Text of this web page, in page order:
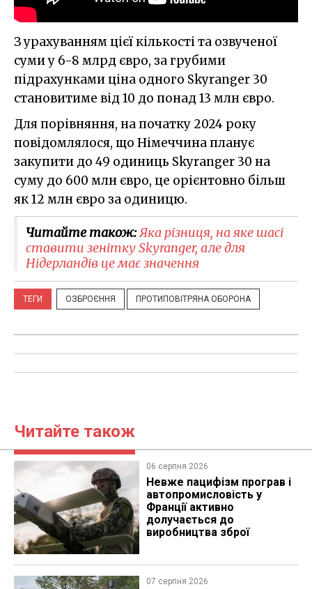
З урахуванням цієї кількості та озвученої
суми у 6-8 млрд євро, за грубими
підрахунками ціна одного Skyranger 30
становитиме від 10 до понад 13 млн євро.
Для порівняння, на початку 2024 року
повідомлялося, що Німеччина планує
закупити до 49 одиниць Skyranger 30 на
суму до 600 млн євро, це орієнтовно більш
як 12 млн євро за одиницю.
Читайте також:Яка різниця, на яке шасі
ставити зенітку Skyranger, але для
Нідерландів це має значення
ТЕГИ ОЗБРОЄННЯ ПРОТИПОВІТРЯНА ОБОРОНА
Читайте також
06 серпня 2026
Невже пацифізм програв і
автопромисловість у
Франції активно
долучається до
виробництва зброї
07 серпня 2026